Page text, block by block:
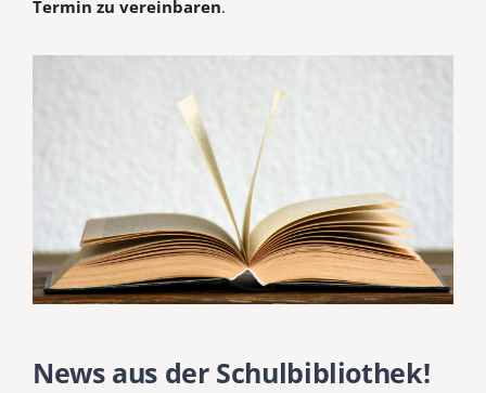
Termin zu vereinbaren.
News aus der Schulbibliothek!